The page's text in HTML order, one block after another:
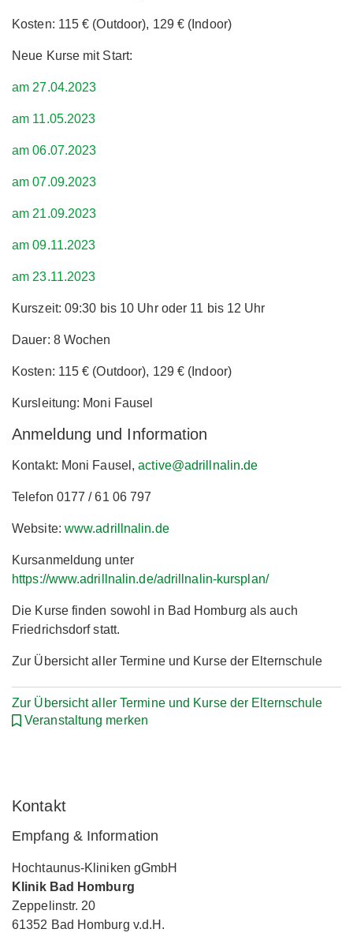
Kosten: 115 € (Outdoor), 129 € (Indoor)
Neue Kurse mit Start:
am 27.04.2023
am 11.05.2023
am 06.07.2023
am 07.09.2023
am 21.09.2023
am 09.11.2023
am 23.11.2023
Kurszeit: 09:30 bis 10 Uhr oder 11 bis 12 Uhr
Dauer: 8 Wochen
Kosten: 115 € (Outdoor), 129 € (Indoor)
Kursleitung: Moni Fausel
Anmeldung und Information
Kontakt: Moni Fausel, active@adrillnalin.de
Telefon 0177 / 61 06 797
Website: www.adrillnalin.de
Kursanmeldung unter
https://www.adrillnalin.de/adrillnalin-kursplan/
Die Kurse finden sowohl in Bad Homburg als auch
Friedrichsdorf statt.
Zur Übersicht aller Termine und Kurse der Elternschule
Zur Übersicht aller Termine und Kurse der Elternschule
Veranstaltung merken
Kontakt
Empfang & Information
Hochtaunus-Kliniken gGmbH
Klinik Bad Homburg
Zeppelinstr. 20
61352 Bad Homburg v.d.H.